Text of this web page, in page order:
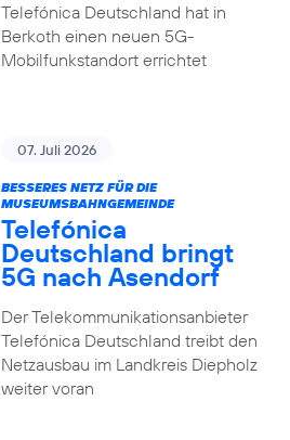
Telefónica Deutschland hat in
Berkoth einen neuen 5G-
Mobilfunkstandort errichtet
07. Juli 2026
BESSERES NETZ FÜR DIE
MUSEUMSBAHNGEMEINDE
Telefónica
Deutschland bringt
5G nach Asendorf
Der Telekommunikationsanbieter
Telefónica Deutschland treibt den
Netzausbau im Landkreis Diepholz
weiter voran